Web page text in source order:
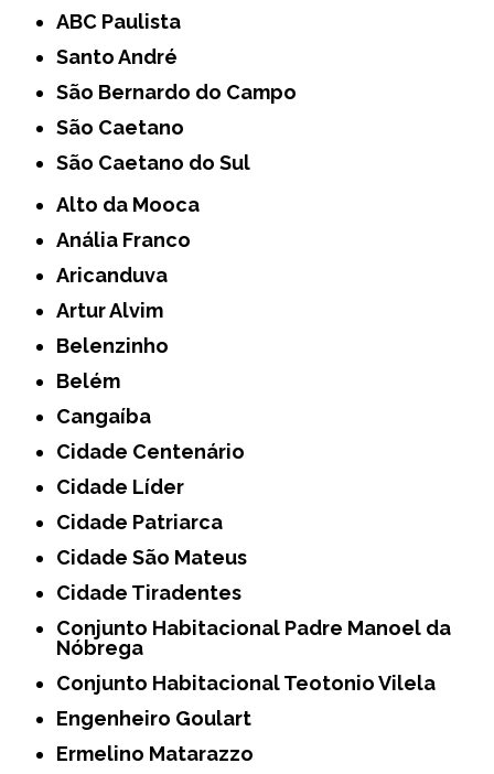
ABC Paulista
Santo André
São Bernardo do Campo
São Caetano
São Caetano do Sul
Alto da Mooca
Anália Franco
Aricanduva
Artur Alvim
Belenzinho
Belém
Cangaíba
Cidade Centenário
Cidade Líder
Cidade Patriarca
Cidade São Mateus
Cidade Tiradentes
Conjunto Habitacional Padre Manoel da
Nóbrega
Conjunto Habitacional Teotonio Vilela
Engenheiro Goulart
Ermelino Matarazzo